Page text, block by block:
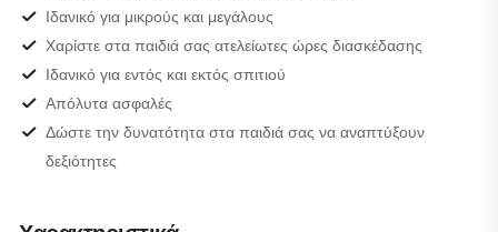
Ιδανικό για μικρούς και μεγάλους
Χαρίστε στα παιδιά σας ατελείωτες ώρες διασκέδασης
Ιδανικό για εντός και εκτός σπιτιού
Απόλυτα ασφαλές
Δώστε την δυνατότητα στα παιδιά σας να αναπτύξουν
δεξιότητες